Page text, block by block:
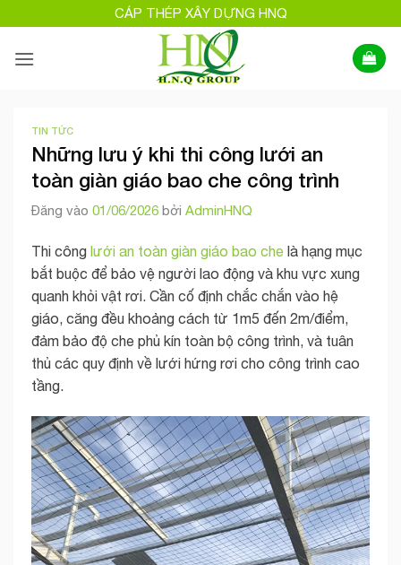
qua
nội
CÁP THÉP XÂY DỰNG HNQ
TIN TỨC
Những lưu ý khi thi công lưới an
toàn giàn giáo bao che công trình
Đăng vào 01/06/2026 bởi AdminHNQ
Thi công lưới an toàn giàn giáo bao che là hạng mục
bắt buộc để bảo vệ người lao động và khu vực xung
quanh khỏi vật rơi. Cần cố định chắc chắn vào hệ
giáo, căng đều khoảng cách từ 1m5 đến 2m/điểm,
đảm bảo độ che phủ kín toàn bộ công trình, và tuân
thủ các quy định về lưới hứng rơi cho công trình cao
tầng.